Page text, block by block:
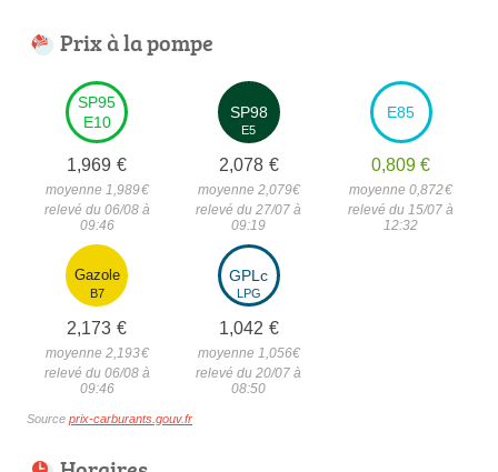
Prix à la pompe
SP95
E10
1,969 €
moyenne 1,989€
relevé du 06/08 à
09:46
SP98
E5
2,078 €
moyenne 2,079€
relevé du 27/07 à
09:19
E85
0,809 €
moyenne 0,872€
relevé du 15/07 à
12:32
Gazole
B7
2,173 €
moyenne 2,193€
relevé du 06/08 à
09:46
GPLc
LPG
1,042 €
moyenne 1,056€
relevé du 20/07 à
08:50
Source prix-carburants.gouv.fr